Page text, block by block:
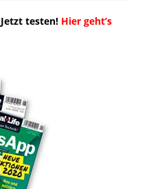
testen! Hier geht’s